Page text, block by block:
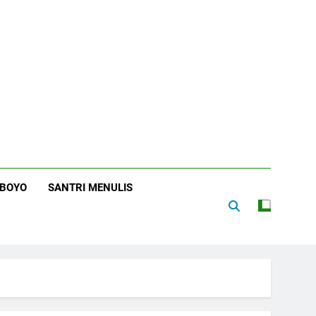
SANTRI MENULIS